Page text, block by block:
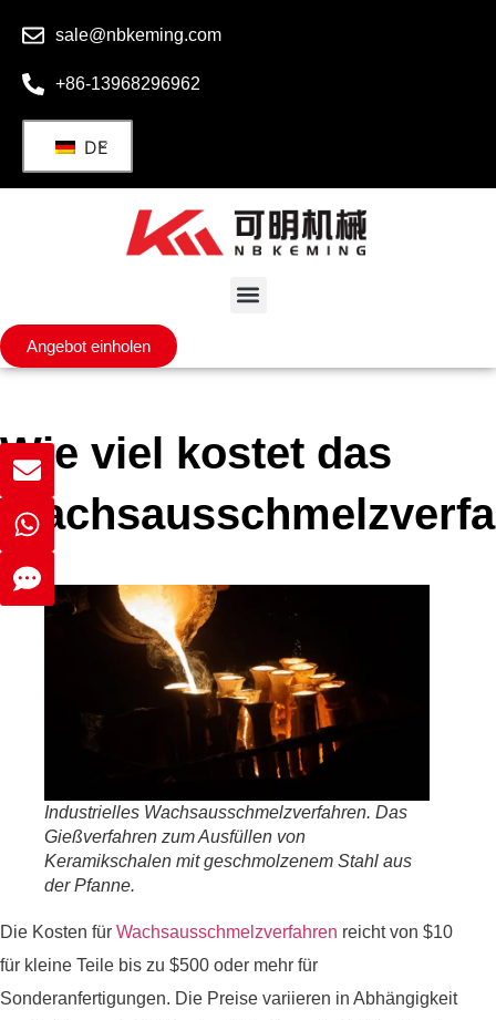
sale@nbkeming.com
+86-13968296962
DE
Angebot einholen
Wie viel kostet das
Industrielles Wachsausschmelzverfahren. Das
Gießverfahren zum Ausfüllen von
Keramikschalen mit geschmolzenem Stahl aus
der Pfanne.
Die Kosten für Wachsausschmelzverfahren reicht von $10
für kleine Teile bis zu $500 oder mehr für
Sonderanfertigungen. Die Preise variieren in Abhängigkeit